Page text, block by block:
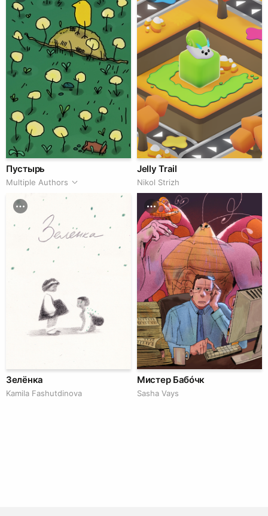
Пустырь
Multiple Authors
Jelly Trail
Nikol Strizh
Зелёнка
Kamila Fashutdinova
Мистер Бабóчк
Sasha Vays